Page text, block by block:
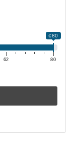
€80
62 80